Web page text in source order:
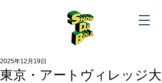
東京・アートヴィレッジ大
2025年12月19日